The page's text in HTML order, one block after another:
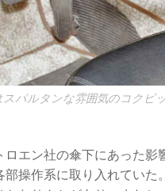
スパルタンな雰囲気のコク
ロエン社の傘下にあった
部操作系に取り入れてい